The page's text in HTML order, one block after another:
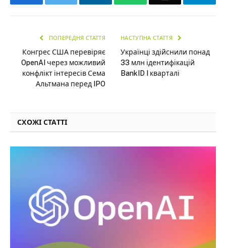
ПОПЕРЕДНЯ СТАТТЯ
Конгрес США перевіряє
OpenAI через можливий
конфлікт інтересів Сема
Альтмана перед IPO
НАСТУПНА СТАТТЯ
Українці здійснили понад
33 млн ідентифікацій
BankID I кварталі
СХОЖІ СТАТТІ